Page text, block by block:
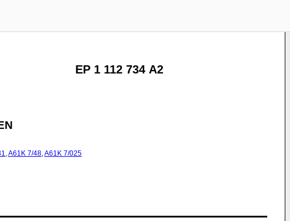
EP 1 112 734 A2
,A61K 7/48,A61K 7/025